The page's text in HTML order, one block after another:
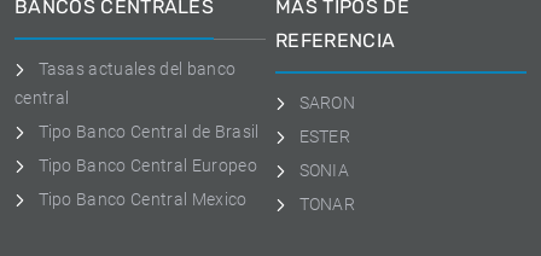
BANCOS CENTRALES
Tasas actuales del banco
central
Tipo Banco Central de Brasil
Tipo Banco Central Europeo
Tipo Banco Central Mexico
MÁS TIPOS DE
REFERENCIA
SARON
ESTER
SONIA
TONAR